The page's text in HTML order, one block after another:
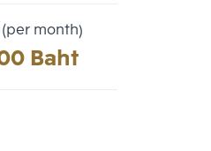
month)
Baht